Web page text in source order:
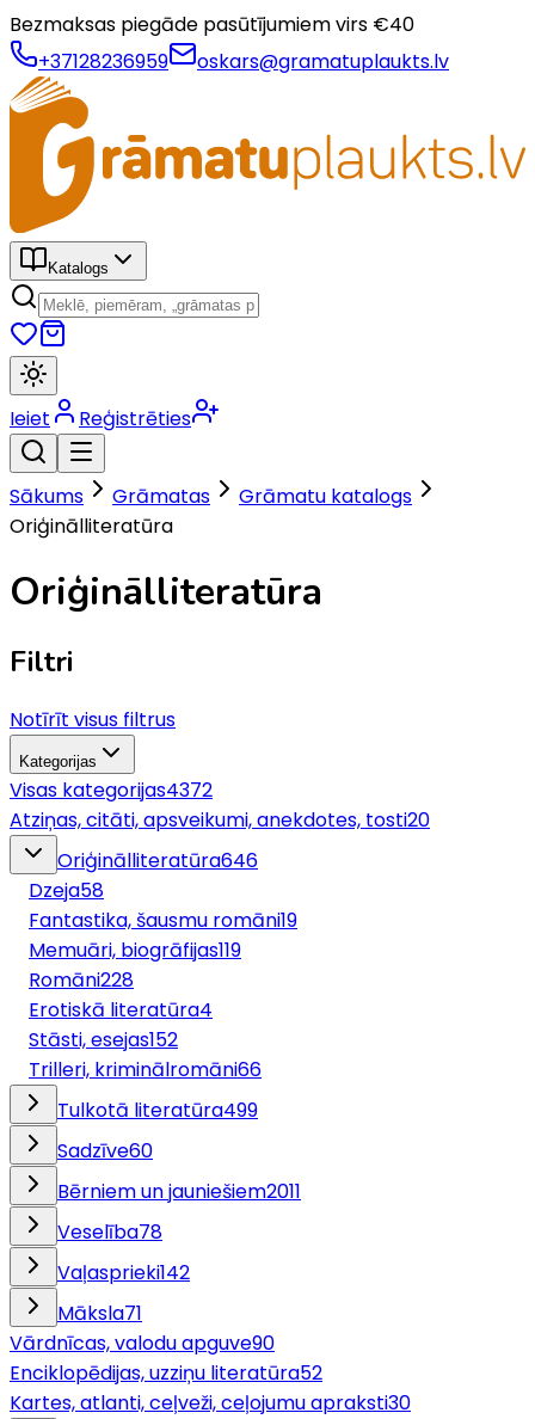
Bezmaksas piegāde pasūtījumiem virs €40
+37128236959
oskars@gramatuplaukts.lv
Katalogs
Ieiet Reģistrēties
Sākums Grāmatas
Grāmatu katalogs
Oriģinālliteratūra
Oriģinālliteratūra
Filtri
Notīrīt visus filtrus
Kategorijas
Visas kategorijas4372
Atziņas, citāti, apsveikumi, anekdotes, tosti20
Oriģinālliteratūra646
Dzeja58
Fantastika, šausmu romāni19
Memuāri, biogrāfijas119
Romāni228
Erotiskā literatūra4
Stāsti, esejas152
Trilleri, kriminālromāni66
Tulkotā literatūra499
Sadzīve60
Bērniem un jauniešiem2011
Veselība78
Vaļasprieki142
Māksla71
Vārdnīcas, valodu apguve90
Enciklopēdijas, uzziņu literatūra52
Kartes, atlanti, ceļveži, ceļojumu apraksti30